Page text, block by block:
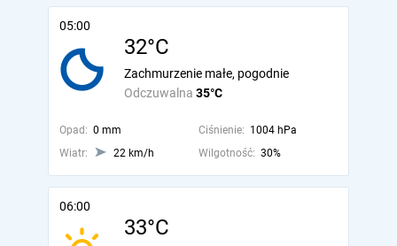
05:00
32°C
Odczuwalna 35°C
Zachmurzenie małe, pogodnie
Opad: 0 mm Ciśnienie: 1004 hPa
Wiatr:
22 km/h Wilgotność: 30%
06:00
33°C